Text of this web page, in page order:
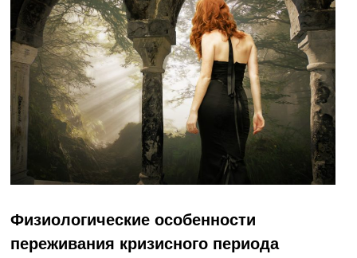
Физиологические особенности
переживания кризисного периода